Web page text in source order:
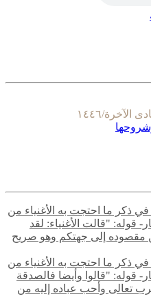
في ذكر ما احتجت به الأغنياء من
قوله: "قالت الأغنياء: لقد
إلى جهتكم وهو صريح
في ذكر ما احتجت به الأغنياء من
قوله: "قالوا وأيضا فالصدقة
تعالى وأحب عباده إليه من